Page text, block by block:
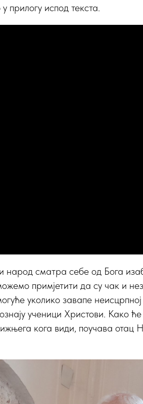
прилогу испод текста.
народ сматра себе од Бога
примјетити да су чак и
уколико завапе
ученици Христови. Како
кога види, поучава отац